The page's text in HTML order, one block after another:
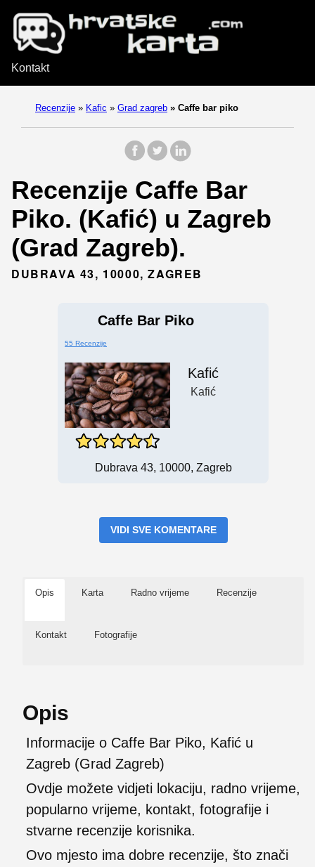
Kontakt
Recenzije » Kafic » Grad zagreb » Caffe bar piko
Recenzije Caffe Bar
Piko. (Kafić) u Zagreb
(Grad Zagreb).
DUBRAVA 43, 10000, ZAGREB
Caffe Bar Piko
55 Recenzije
Kafić
Kafić
Dubrava 43, 10000, Zagreb
VIDI SVE KOMENTARE
Opis Karta Radno vrijeme Recenzije
Kontakt Fotografije
Opis
Informacije o Caffe Bar Piko, Kafić u
Zagreb (Grad Zagreb)
Ovdje možete vidjeti lokaciju, radno vrijeme,
popularno vrijeme, kontakt, fotografije i
stvarne recenzije korisnika.
Ovo mjesto ima dobre recenzije, što znači